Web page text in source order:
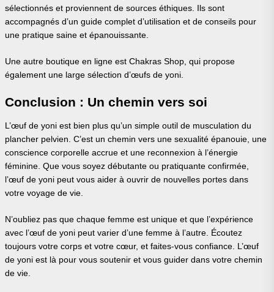
sélectionnés et proviennent de sources éthiques. Ils sont
accompagnés d’un guide complet d’utilisation et de conseils pour
une pratique saine et épanouissante.
Une autre boutique en ligne est Chakras Shop, qui propose
également une large sélection d’œufs de yoni.
Conclusion : Un chemin vers soi
L’œuf de yoni est bien plus qu’un simple outil de musculation du
plancher pelvien. C’est un chemin vers une sexualité épanouie, une
conscience corporelle accrue et une reconnexion à l’énergie
féminine. Que vous soyez débutante ou pratiquante confirmée,
l’œuf de yoni peut vous aider à ouvrir de nouvelles portes dans
votre voyage de vie.
N’oubliez pas que chaque femme est unique et que l’expérience
avec l’œuf de yoni peut varier d’une femme à l’autre. Écoutez
toujours votre corps et votre cœur, et faites-vous confiance. L’œuf
de yoni est là pour vous soutenir et vous guider dans votre chemin
de vie.